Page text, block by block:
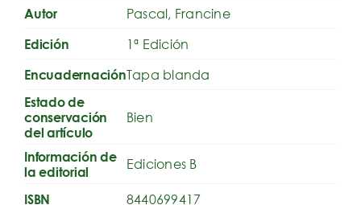
Autor Pascal, Francine
Edición 1ª Edición
EncuadernaciónTapa blanda
Estado de
conservación
del artículo
Bien
Información de
la editorial
Ediciones B
ISBN 8440699417